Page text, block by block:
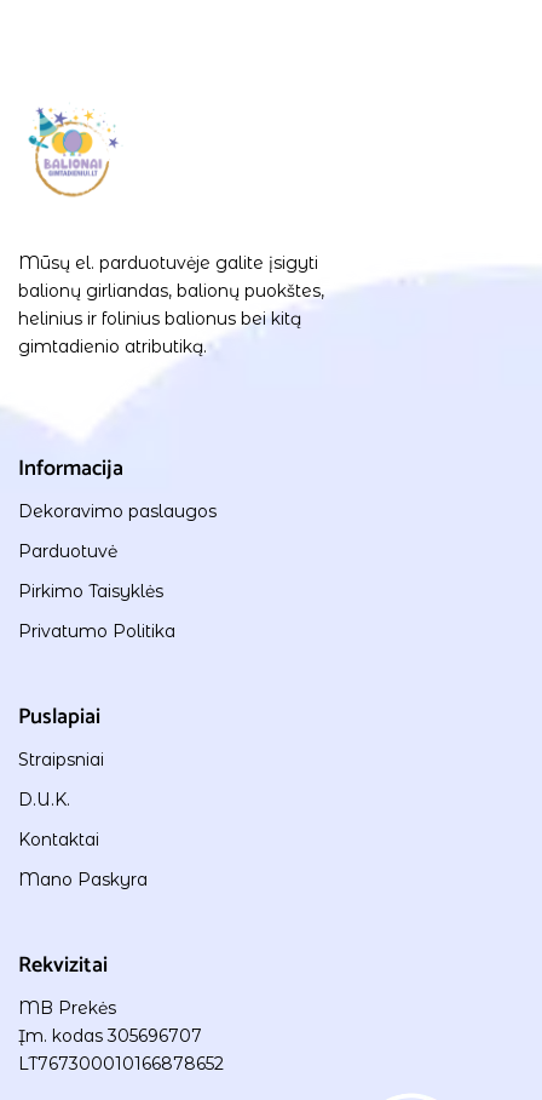
Mūsų el. parduotuvėje galite įsigyti
balionų girliandas, balionų puokštes,
helinius ir folinius balionus bei kitą
gimtadienio atributiką.
Informacija
Dekoravimo paslaugos
Parduotuvė
Pirkimo Taisyklės
Privatumo Politika
Puslapiai
Straipsniai
D.U.K.
Kontaktai
Mano Paskyra
Rekvizitai
MB Prekės
Įm. kodas 305696707
LT767300010166878652